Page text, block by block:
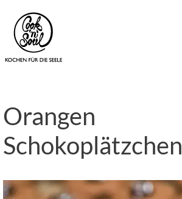
Orangen
Schokoplätzchen